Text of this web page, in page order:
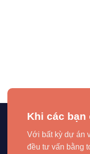
Khi các bạn
Với bất kỳ dự án
đều tư vấn bằng